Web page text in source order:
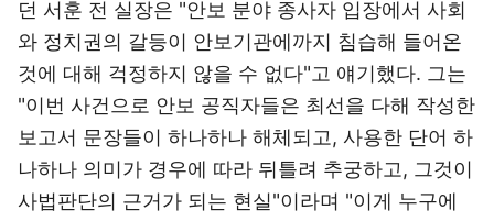
던 서훈 전 실장은 "안보 분야 종사자 입장에서 사회
와 정치권의 갈등이 안보기관에까지 침습해 들어온
것에 대해 걱정하지 않을 수 없다"고 얘기했다. 그는
"이번 사건으로 안보 공직자들은 최선을 다해 작성한
보고서 문장들이 하나하나 해체되고, 사용한 단어 하
나하나 의미가 경우에 따라 뒤틀려 추궁하고, 그것이
사법판단의 근거가 되는 현실"이라며 "이게 누구에